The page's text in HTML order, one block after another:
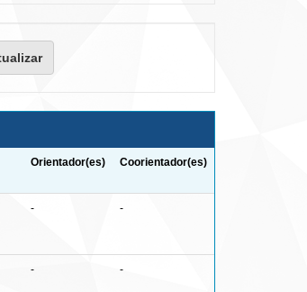
Orientador(es) Coorientador(es)
- -
- -